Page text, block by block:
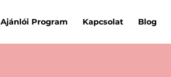
Ajánlói Program Kapcsolat Blog